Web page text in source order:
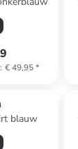
: € 49,95*
blauw